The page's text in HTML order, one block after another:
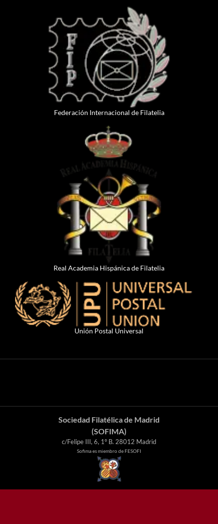
Federación Internacional de Filatelia
Real Academia Hispánica de Filatelia
Unión Postal Universal
Sociedad Filatélica de Madrid
(SOFIMA)
c/Felipe III, 6, 1º B. 28012 Madrid
Sofima es miembro de FESOFI